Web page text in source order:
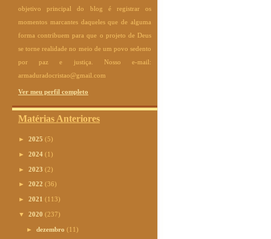
objetivo principal do blog é registrar os
momentos marcantes daqueles que de alguma
forma contribuem para que o projeto de Deus
se torne realidade no meio de um povo sedento
por paz e justiça. Nosso e-mail:
armaduradocristao@gmail.com
Ver meu perfil completo
Matérias Anteriores
► 2025 (5)
► 2024 (1)
► 2023 (2)
► 2022 (36)
► 2021 (113)
▼ 2020 (237)
►dezembro(11)